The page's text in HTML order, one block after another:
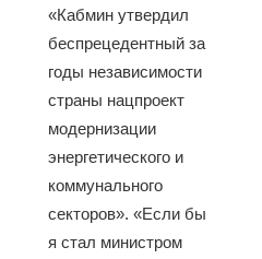
«Кабмин утвердил
беспрецедентный за
годы независимости
страны нацпроект
модернизации
энергетического и
коммунального
секторов». «Если бы
я стал министром